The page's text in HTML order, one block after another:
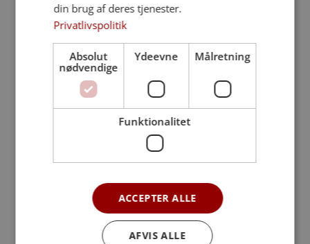
Når et dødsfald indtræffer, står de efterladte
midt i både sorg og en række praktiske
beslutninger. Hvis afdøde ikke var medlem af
Folkekirken, melder spørgsmålene sig ofte...
din brug af deres tjenester.
Privatlivspolitik
Absolut
nødvendige
Ydeevne Målretning
Funktionalitet
ACCEPTER ALLE
AFVIS ALLE